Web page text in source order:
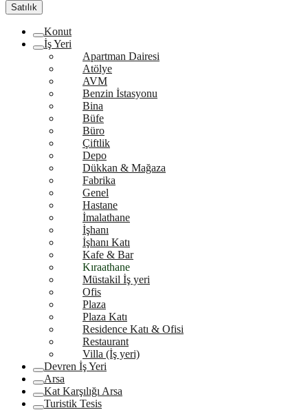
Satılık
Konut
İş Yeri
Apartman Dairesi
Atölye
AVM
Benzin İstasyonu
Bina
Büfe
Büro
Çiftlik
Depo
Dükkan & Mağaza
Fabrika
Genel
Hastane
İmalathane
İşhanı
İşhanı Katı
Kafe & Bar
Kıraathane
Müstakil İş yeri
Ofis
Plaza
Plaza Katı
Residence Katı & Ofisi
Restaurant
Villa (İş yeri)
Devren İş Yeri
Arsa
Kat Karşılığı Arsa
Turistik Tesis